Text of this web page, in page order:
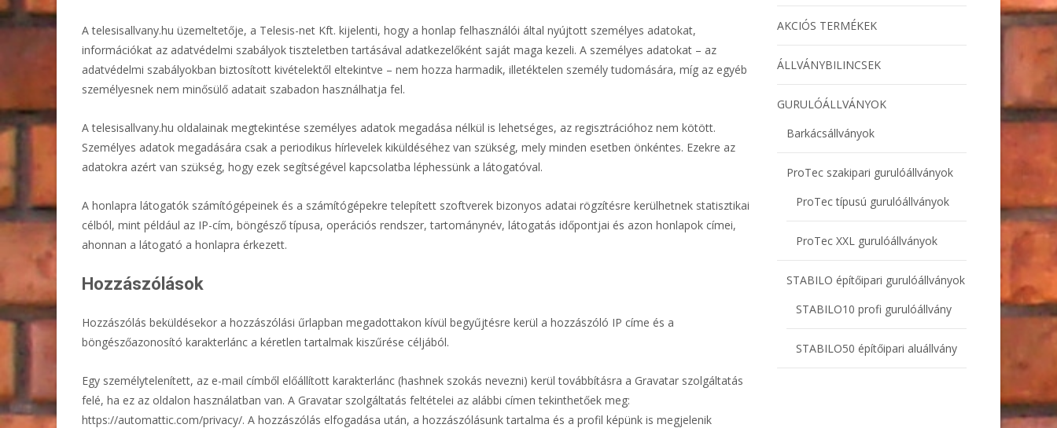
A telesisallvany.hu üzemeltetője, a Telesis-net Kft. kijelenti, hogy a honlap felhasználói által nyújtott személyes adatokat,
információkat az adatvédelmi szabályok tiszteletben tartásával adatkezelőként saját maga kezeli. A személyes adatokat – az
adatvédelmi szabályokban biztosított kivételektől eltekintve – nem hozza harmadik, illetéktelen személy tudomására, míg az egyéb
személyesnek nem minősülő adatait szabadon használhatja fel.
A telesisallvany.hu oldalainak megtekintése személyes adatok megadása nélkül is lehetséges, az regisztrációhoz nem kötött.
Személyes adatok megadására csak a periodikus hírlevelek kiküldéséhez van szükség, mely minden esetben önkéntes. Ezekre az
adatokra azért van szükség, hogy ezek segítségével kapcsolatba léphessünk a látogatóval.
A honlapra látogatók számítógépeinek és a számítógépekre telepített szoftverek bizonyos adatai rögzítésre kerülhetnek statisztikai
célból, mint például az IP-cím, böngésző típusa, operációs rendszer, tartománynév, látogatás időpontjai és azon honlapok címei,
ahonnan a látogató a honlapra érkezett.
Hozzászólások
Hozzászólás beküldésekor a hozzászólási űrlapban megadottakon kívül begyűjtésre kerül a hozzászóló IP címe és a
böngészőazonosító karakterlánc a kéretlen tartalmak kiszűrése céljából.
Egy személytelenített, az e-mail címből előállított karakterlánc (hashnek szokás nevezni) kerül továbbításra a Gravatar szolgáltatás
felé, ha ez az oldalon használatban van. A Gravatar szolgáltatás feltételei az alábbi címen tekinthetőek meg:
https://automattic.com/privacy/. A hozzászólás elfogadása után, a hozzászólásunk tartalma és a profil képünk is megjelenik
AKCIÓS TERMÉKEK
ÁLLVÁNYBILINCSEK
GURULÓÁLLVÁNYOK
Barkácsállványok
ProTec szakipari gurulóállványok
ProTec típusú gurulóállványok
ProTec XXL gurulóállványok
STABILO építőipari gurulóállványok
STABILO10 profi gurulóállvány
STABILO50 építőipari aluállvány